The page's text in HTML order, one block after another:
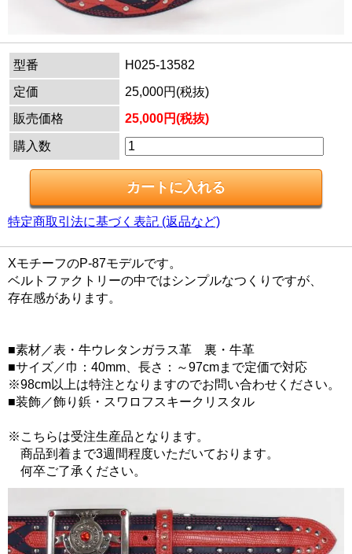
型番
H025-13582
定価
25,000円(税抜)
販売価格
25,000円(税抜)
購入数
特定商取引法に基づく表記 (返品など)
XモチーフのP-87モデルです。
ベルトファクトリーの中ではシンプルなつくりですが、
存在感があります。
■素材／表・牛ウレタンガラス革 裏・牛革
■サイズ／巾：40mm、長さ：～97cmまで定価で対応
※98cm以上は特注となりますのでお問い合わせください。
■装飾／飾り鋲・スワロフスキークリスタル
※こちらは受注生産品となります。
商品到着まで3週間程度いただいております。
何卒ご了承ください。